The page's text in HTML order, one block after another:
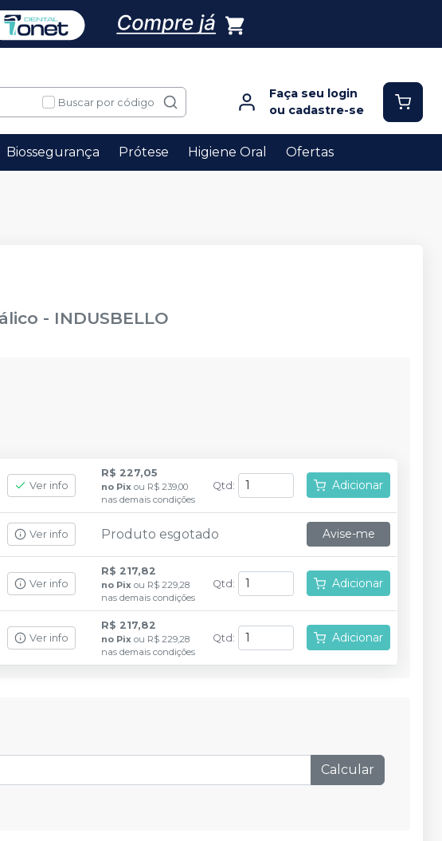
Buscar por código
Faça seu login
ou cadastre-se
Biossegurança Prótese Higiene Oral Ofertas
- INDUSBELLO
Ver info
R$ 227,05
no Pix ou R$ 239,00
nas demais condições
Qtd : Adicionar
Ver info Produto esgotado Avise-me
Ver info
R$ 217,82
no Pix ou R$ 229,28
nas demais condições
Qtd : Adicionar
Ver info
R$ 217,82
no Pix ou R$ 229,28
nas demais condições
Qtd : Adicionar
Calcular